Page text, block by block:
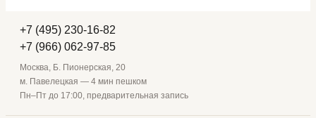
+7 (495) 230-16-82
+7 (966) 062-97-85
Москва, Б. Пионерская, 20
м. Павелецкая — 4 мин пешком
Пн–Пт до 17:00, предварительная запись